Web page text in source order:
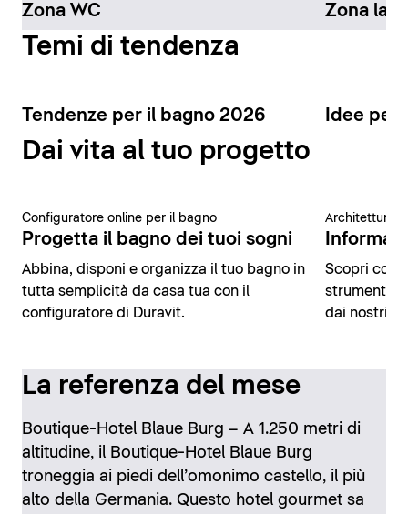
Zona WC Zona
Temi di tendenza
Tendenze per il bagno 2026 Idee per
Dai vita al tuo progetto
Configuratore online per il bagno
Progetta il bagno dei tuoi sogni
Abbina, disponi e organizza il tuo bagno in
tutta semplicità da casa tua con il
configuratore di Duravit.
Architettura
Scopri
strumenti
dai nostri
La referenza del mese
Boutique-Hotel Blaue Burg – A 1.250 metri di
altitudine, il Boutique-Hotel Blaue Burg
troneggia ai piedi dell’omonimo castello, il più
alto della Germania. Questo hotel gourmet sa